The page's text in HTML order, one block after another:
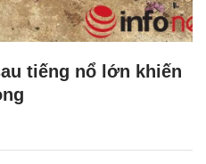
tiếng nổ lớn khiến